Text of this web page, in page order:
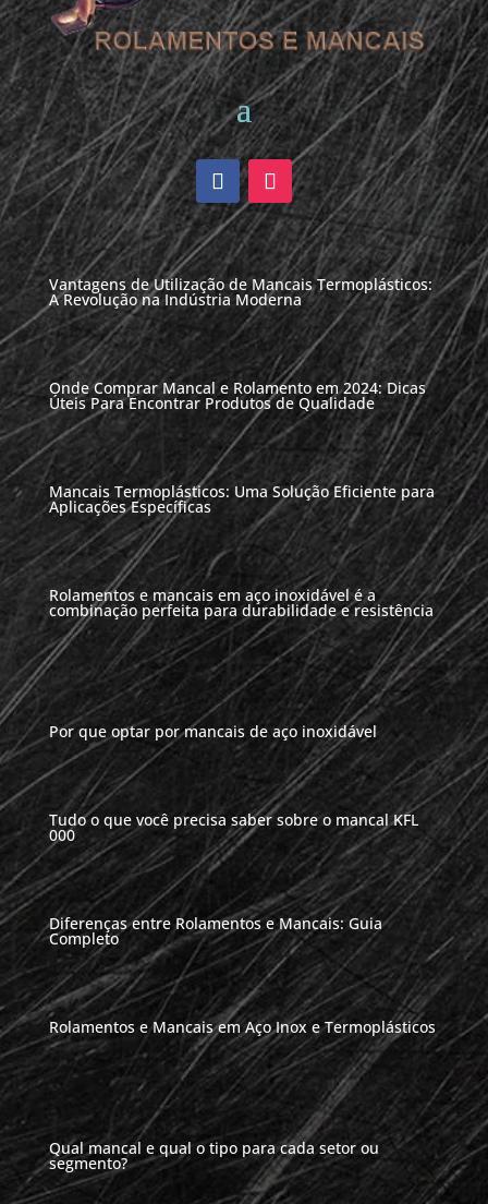
Vantagens de Utilização de Mancais Termoplásticos:
A Revolução na Indústria Moderna
Onde Comprar Mancal e Rolamento em 2024: Dicas
Úteis Para Encontrar Produtos de Qualidade
Mancais Termoplásticos: Uma Solução Eficiente para
Aplicações Específicas
Rolamentos e mancais em aço inoxidável é a
combinação perfeita para durabilidade e resistência
Por que optar por mancais de aço inoxidável
Tudo o que você precisa saber sobre o mancal KFL
000
Diferenças entre Rolamentos e Mancais: Guia
Completo
Rolamentos e Mancais em Aço Inox e Termoplásticos
Qual mancal e qual o tipo para cada setor ou
segmento?